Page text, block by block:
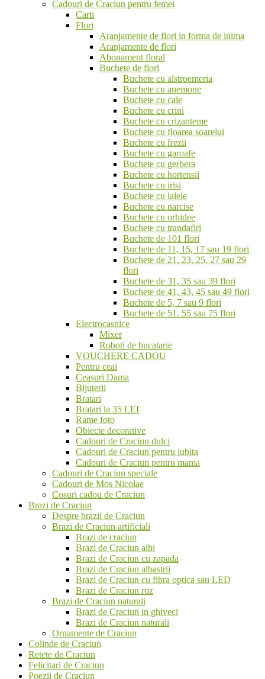
Cadouri de Craciun pentru femei
Carti
Flori
Aranjamente de flori in forma de inima
Aranjamente de flori
Abonament floral
Buchete de flori
Buchete cu alstroemeria
Buchete cu anemone
Buchete cu cale
Buchete cu crini
Buchete cu crizanteme
Buchete cu floarea soarelui
Buchete cu frezii
Buchete cu garoafe
Buchete cu gerbera
Buchete cu hortensii
Buchete cu irisi
Buchete cu lalele
Buchete cu narcise
Buchete cu orhidee
Buchete cu trandafiri
Buchete de 101 flori
Buchete de 11, 15, 17 sau 19 flori
Buchete de 21, 23, 25, 27 sau 29
flori
Buchete de 31, 35 sau 39 flori
Buchete de 41, 43, 45 sau 49 flori
Buchete de 5, 7 sau 9 flori
Buchete de 51. 55 sau 75 flori
Electrocasnice
Mixer
Roboti de bucatarie
VOUCHERE CADOU
Pentru ceai
Ceasuri Dama
Bijuterii
Bratari
Bratari la 35 LEI
Rame foto
Obiecte decorative
Cadouri de Craciun dulci
Cadouri de Craciun pentru iubita
Cadouri de Craciun pentru mama
Cadouri de Craciun speciale
Cadouri de Mos Nicolae
Cosuri cadou de Craciun
Brazi de Craciun
Despre brazii de Craciun
Brazi de Craciun artificiali
Brazi de craciun
Brazi de Craciun albi
Brazi de Craciun cu zapada
Brazi de Craciun albastrii
Brazi de Craciun cu fibra optica sau LED
Brazi de Craciun roz
Brazi de Craciun naturali
Brazi de Craciun in ghiveci
Brazi de Craciun naturali
Ornamente de Craciun
Colinde de Craciun
Retete de Craciun
Felicitari de Craciun
Poezii de Craciun